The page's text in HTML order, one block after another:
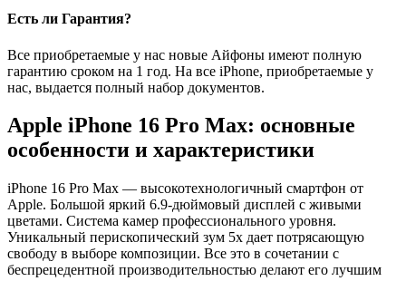
Есть ли Гарантия?
Все приобретаемые у нас новые Айфоны имеют полную
гарантию сроком на 1 год. На все iPhone, приобретаемые у
нас, выдается полный набор документов.
Apple iPhone 16 Pro Max: основные
особенности и характеристики
iPhone 16 Pro Max — высокотехнологичный смартфон от
Apple. Большой яркий 6.9-дюймовый дисплей с живыми
цветами. Система камер профессионального уровня.
Уникальный перископический зум 5x дает потрясающую
свободу в выборе композиции. Все это в сочетании с
беспрецедентной производительностью делают его лучшим